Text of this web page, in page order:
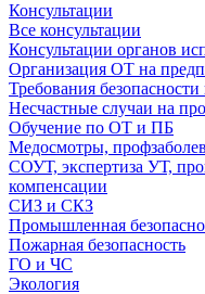
Консультации
Все консультации
Консультации органов
Организация ОТ на
Требования
Несчастные случаи на
Обучение по ОТ и ПБ
Медосмотры,
СОУТ, экспертиза УТ,
компенсации
СИЗ и СКЗ
Промышленная
Пожарная безопасность
ГО и ЧС
Экология